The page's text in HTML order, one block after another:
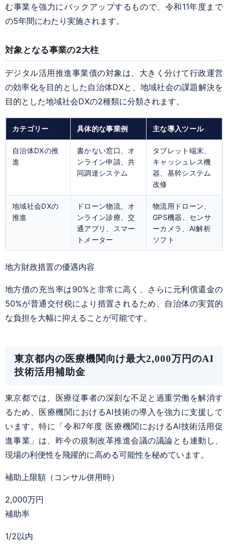
む事業を強力にバックアップするもので、令和11年度まで
の5年間にわたり実施されます。
対象となる事業の2大柱
デジタル活用推進事業債の対象は、大きく分けて行政運営
の効率化を目的とした自治体DXと、地域社会の課題解決を
目的とした地域社会DXの2種類に分類されます。
カテゴリー 具体的な事業例 主な導入ツール
自治体DXの推
進
書かない窓口、オ
ンライン申請、共
同調達システム
タブレット端末、
キャッシュレス機
器、基幹システム
改修
地域社会DXの
推進
ドローン物流、オ
ンライン診療、交
通アプリ、スマー
トメーター
物流用ドローン、
GPS機器、センサ
ーカメラ、AI解析
ソフト
地方財政措置の優遇内容
地方債の充当率は90%と非常に高く、さらに元利償還金の
50%が普通交付税により措置されるため、自治体の実質的
な負担を大幅に抑えることが可能です。
東京都内の医療機関向け最大2,000万円のAI
技術活用補助金
東京都では、医療従事者の深刻な不足と過重労働を解消す
るため、医療機関におけるAI技術の導入を強力に支援して
います。特に「令和7年度 医療機関におけるAI技術活用促
進事業」は、昨今の規制改革推進会議の議論とも連動し、
現場の利便性を飛躍的に高める可能性を秘めています。
補助上限額（コンサル併用時）
2,000万円
補助率
1/2以内